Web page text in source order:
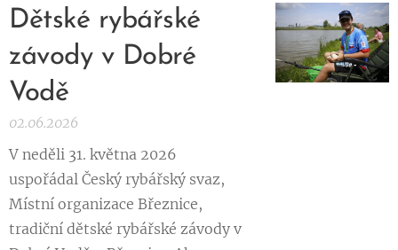
Dětské rybářské
závody v Dobré
Vodě
02.06.2026
V neděli 31. května 2026
uspořádal Český rybářský svaz,
Místní organizace Březnice,
tradiční dětské rybářské závody v